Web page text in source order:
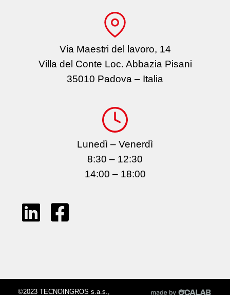
Via Maestri del lavoro, 14
Villa del Conte Loc. Abbazia Pisani
35010 Padova – Italia
Lunedì – Venerdì
8:30 – 12:30
14:00 – 18:00
©2023 TECNOINGROS s.a.s.,